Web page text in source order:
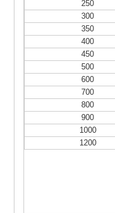
250
300
350
400
450
500
600
700
800
900
1000
1200